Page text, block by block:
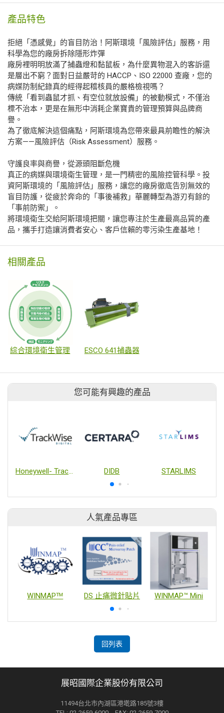
產品特色
拒絕「憑感覺」的盲目防治！阿斯環境「風險評估」服務，用
科學為您的廠房拆除隱形炸彈
廠房裡明明放滿了捕蟲燈和黏鼠板，為什麼異物混入的客訴還
是層出不窮？面對日益嚴苛的 HACCP、ISO 22000 查廠，您的
病媒防制紀錄真的經得起稽核員的嚴格檢視嗎？
傳統「看到蟲鼠才抓、有空位就放設備」的被動模式，不僅治
標不治本，更是在無形中消耗企業寶貴的管理預算與品牌商
譽。
為了徹底解決這個痛點，阿斯環境為您帶來最具前瞻性的解決
方案——風險評估（Risk Assessment）服務。
守護良率與商譽，從源頭阻斷危機
真正的病媒與環境衛生管理，是一門精密的風險控管科學。投
資阿斯環境的「風險評估」服務，讓您的廠房徹底告別無效的
盲目防護，從疲於奔命的「事後補救」華麗轉型為游刃有餘的
「事前防禦」。
將環境衛生交給阿斯環境把關，讓您專注於生產最高品質的產
品，攜手打造讓消費者安心、客戶信賴的零污染生產基地！
相關產品
綜合環境衛生管理 ESCO 641捕蟲器
您可能有興趣的產品
Honeywell- TrackWise Digital DIDB STARLIMS
人氣產品專區
WINMAPᵀᴹ DS 止痛微針貼片 WINMAP™ Mini
回列表
展昭國際企業股份有限公司
11494台北市內湖區港墘路185號3樓